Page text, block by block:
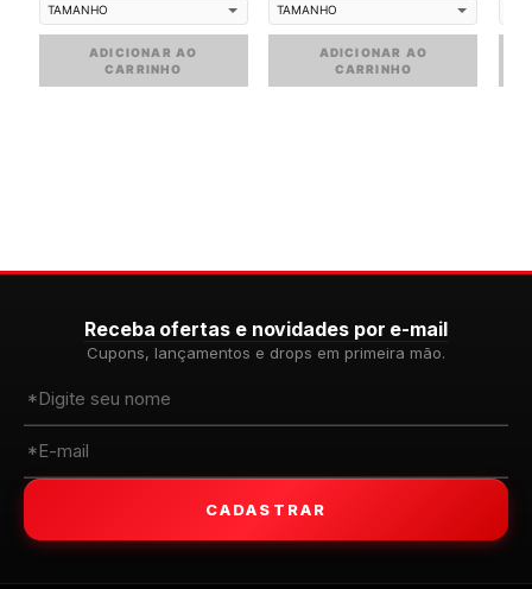
ADICIONAR AO
CARRINHO
ADICIONAR AO
CARRINHO
Receba ofertas e novidades por e-mail
Cupons, lançamentos e drops em primeira mão.
CADASTRAR